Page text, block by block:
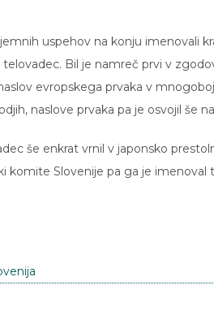
uspehov na konju imenovali
telovadec. Bil je namreč prvi v
evropskega prvaka v
naslove prvaka pa je osvojil še
še enkrat vrnil v japonsko
komite Slovenije pa ga je imenoval